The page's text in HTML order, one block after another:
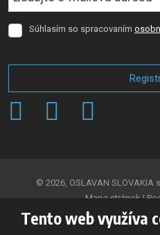
Súhlasím
osobných
Súhlasím so spracovaním
Formulár
© 2026, OSLAVAN SLOVAKIA
Mapa stránok |
Tento web využíva